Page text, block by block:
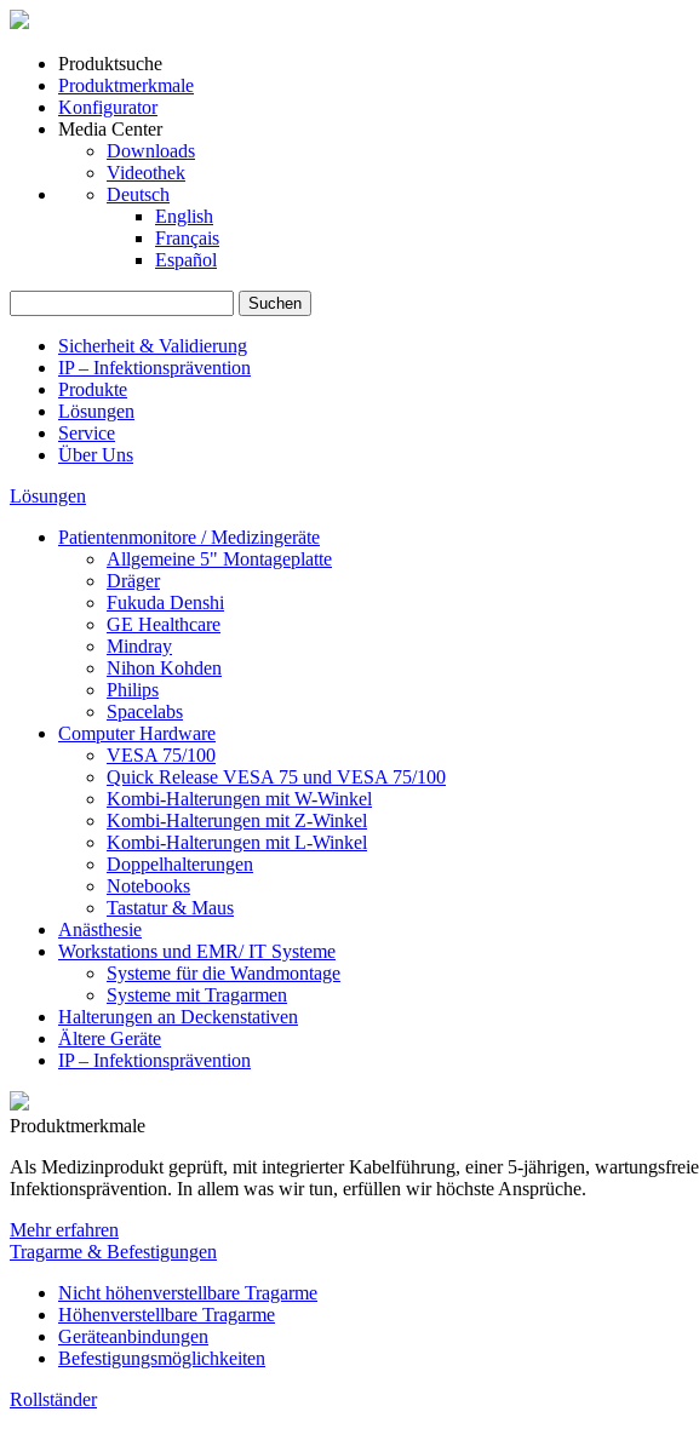
Produktsuche
Produktmerkmale
Konfigurator
Media Center
Downloads
Videothek
Deutsch
English
Français
Español
nach:
Sicherheit & Validierung
IP – Infektionsprävention
Produkte
Lösungen
Service
Über Uns
Lösungen
Patientenmonitore / Medizingeräte
Allgemeine 5" Montageplatte
Dräger
Fukuda Denshi
GE Healthcare
Mindray
Nihon Kohden
Philips
Spacelabs
Computer Hardware
VESA 75/100
Quick Release VESA 75 und VESA 75/100
Kombi-Halterungen mit W-Winkel
Kombi-Halterungen mit Z-Winkel
Kombi-Halterungen mit L-Winkel
Doppelhalterungen
Notebooks
Tastatur & Maus
Anästhesie
Workstations und EMR/ IT Systeme
Systeme für die Wandmontage
Systeme mit Tragarmen
Halterungen an Deckenstativen
Ältere Geräte
IP – Infektionsprävention
Produktmerkmale
Als Medizinprodukt geprüft, mit integrierter Kabelführung, einer 5-jährigen,
Infektionsprävention. In allem was wir tun, erfüllen wir höchste Ansprüche.
Mehr erfahren
Tragarme & Befestigungen
Nicht höhenverstellbare Tragarme
Höhenverstellbare Tragarme
Geräteanbindungen
Befestigungsmöglichkeiten
Rollständer